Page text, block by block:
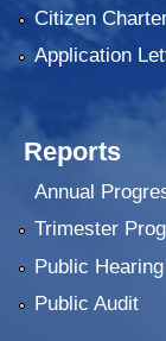
Citizen
Application
Reports
Annual
Trimester
Public Hearing
Public Audit